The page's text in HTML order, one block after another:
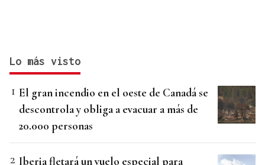
Lo más visto
El gran incendio en el oeste de Canadá se
descontrola y obliga a evacuar a más de
20.000 personas
Iberia fletará un vuelo especial para